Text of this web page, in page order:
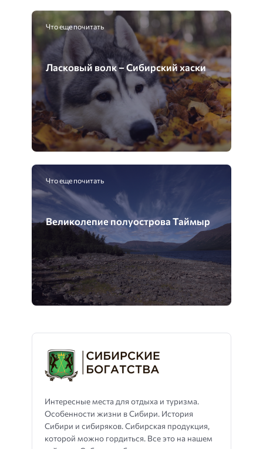
Что еще почитать
Ласковый волк – Сибирский хаски
Что еще почитать
Великолепие полуострова Таймыр
Интересные места для отдыха и туризма.
Особенности жизни в Сибири. История
Сибири и сибиряков. Сибирская продукция,
которой можно гордиться. Все это на нашем